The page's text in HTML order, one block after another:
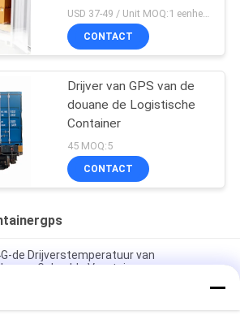
USD 37-49 / Unit MOQ:1 eenheid
CONTACT
Drijver van GPS van de
douane de Logistische
Container
45 MOQ:5
CONTACT
de Drijverstemperatuur van
voor Gekoelde Voertuigen
deur de Controlerende Container binnen
Batterij